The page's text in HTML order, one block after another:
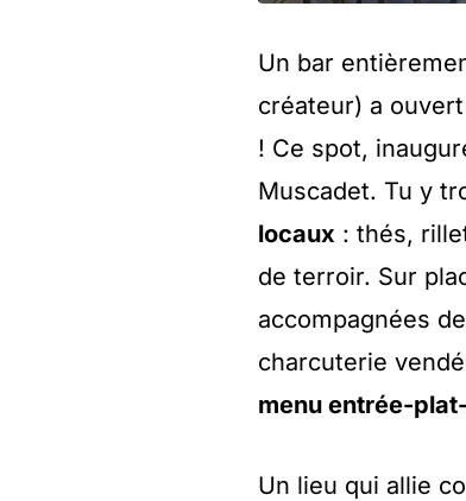
Un bar
créateur) a
! Ce spot,
Muscadet. Tu y
locaux : thés,
de terroir. Sur
accompagnées
charcuterie
menu entrée-
Un lieu qui allie